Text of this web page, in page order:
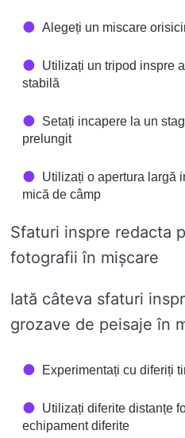
Alegeți un miscare
Utilizați un tripod inspre
stabilă
Setați incapere la un
prelungit
Utilizați o apertura largă
mică de câmp
Sfaturi inspre redacta
fotografii în mișcare
Iată câteva sfaturi
grozave de peisaje în
Experimentați cu diferiți
Utilizați diferite distanțe
echipament diferite